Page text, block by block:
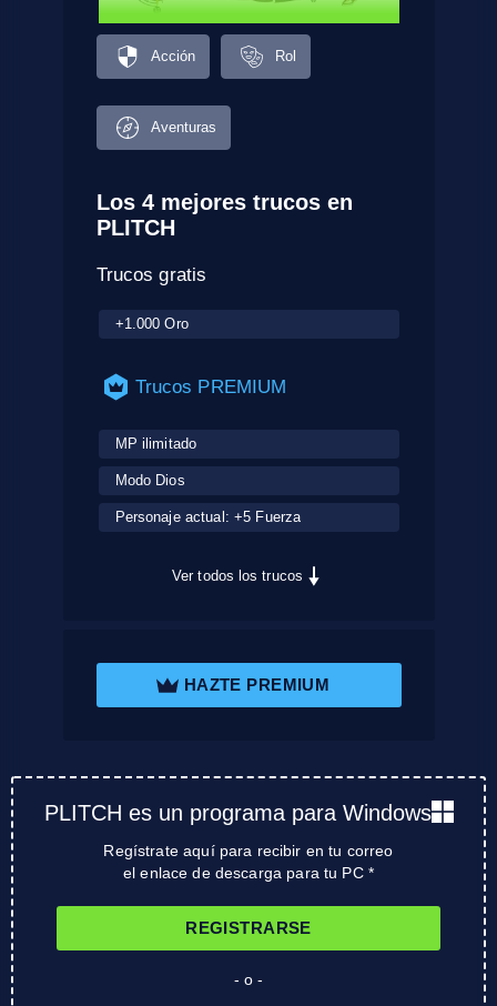
Acción Rol
Aventuras
Los 4 mejores trucos en
PLITCH
Trucos gratis
+1.000 Oro
Trucos PREMIUM
MP ilimitado
Modo Dios
Personaje actual: +5 Fuerza
Ver todos los trucos
HAZTE PREMIUM
PLITCH es un programa para Windows
Regístrate aquí para recibir en tu correo
el enlace de descarga para tu PC *
REGISTRARSE
- o -